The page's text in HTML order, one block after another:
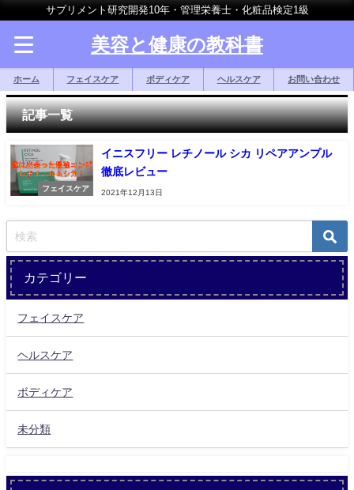
サプリメント研究開発10年・管理栄養士・化粧品検定1級
美容と健康の教科書
ホーム フェイスケア ボディケア ヘルスケア お問い合わせ
記事一覧
フェイスケア
イニスフリー レチノール シカ リペアアンプル
徹底レビュー
2021年12月13日
カテゴリー
フェイスケア
ヘルスケア
ボディケア
未分類